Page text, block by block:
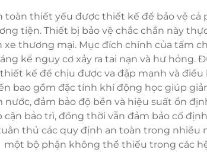
toàn thiết yếu được thiết kế để bảo vệ
tiện. Thiết bị bảo vệ chắc chắn này
thương mại. Mục đích chính của tấm
kể nguy cơ xảy ra tai nạn và hư
kế để chịu được va đập mạnh và
bao gồm đặc tính khí động học giúp
đảm bảo độ bền và hiệu suất ổn
bảo trì, đồng thời vẫn đảm bảo cố
thủ các quy định an toàn trong
một bộ phận không thể thiếu trong các